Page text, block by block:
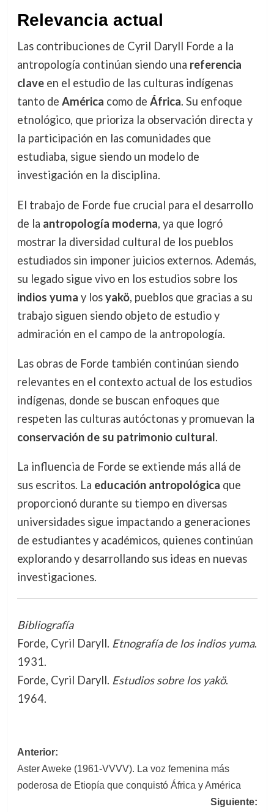
Relevancia actual
Las contribuciones de Cyril Daryll Forde a la
antropología continúan siendo una referencia
claveen el estudio de las culturas indígenas
tanto de América como de África. Su enfoque
etnológico, que prioriza la observación directa y
la participación en las comunidades que
estudiaba, sigue siendo un modelo de
investigación en la disciplina.
El trabajo de Forde fue crucial para el desarrollo
de la antropología moderna, ya que logró
mostrar la diversidad cultural de los pueblos
estudiados sin imponer juicios externos. Además,
su legado sigue vivo en los estudios sobre los
indios yuma y losyakö, pueblos que gracias a su
trabajo siguen siendo objeto de estudio y
admiración en el campo de la antropología.
Las obras de Forde también continúan siendo
relevantes en el contexto actual de los estudios
indígenas, donde se buscan enfoques que
respeten las culturas autóctonas y promuevan la
conservación de su patrimonio cultural.
La influencia de Forde se extiende más allá de
sus escritos. La educación antropológica que
proporcionó durante su tiempo en diversas
universidades sigue impactando a generaciones
de estudiantes y académicos, quienes continúan
explorando y desarrollando sus ideas en nuevas
investigaciones.
Bibliografía
Forde, Cyril Daryll. Etnografía de los indios yuma.
1931.
Forde, Cyril Daryll. Estudios sobre los yakö.
1964.
Navegación
de
entradas
Anterior:
Aster Aweke (1961-VVVV). La voz femenina más
poderosa de Etiopía que conquistó África y América
Siguiente: